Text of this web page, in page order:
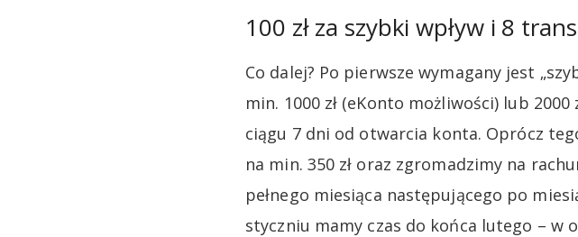
100 zł za szybki wpływ i 8
Co dalej? Po pierwsze wymagany jest
min. 1000 zł (eKonto możliwości) lub
ciągu 7 dni od otwarcia konta. Oprócz
na min. 350 zł oraz zgromadzimy na
pełnego miesiąca następującego po
styczniu mamy czas do końca lutego – w